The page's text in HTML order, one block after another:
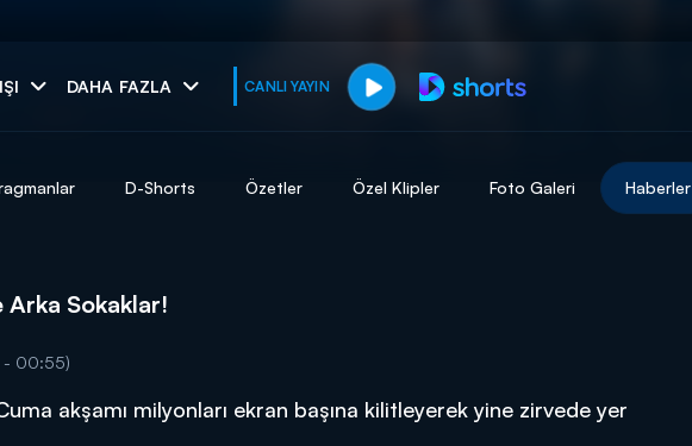
DAHA FAZLA CANLI YAYIN
muhteşem ikili
D-Shorts Özetler Özel Klipler Foto Galeri Haberler
Sokaklar!
- 00:55)
akşamı milyonları ekran başına kilitleyerek yine zirvede yer